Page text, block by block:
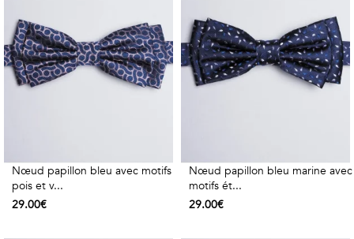
Nœud papillon bleu avec motifs
pois et v...
29.00€
Nœud papillon bleu marine avec
motifs ét...
29.00€